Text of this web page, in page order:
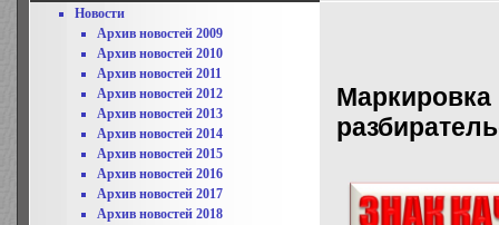
Новости
Архив новостей 2009
Архив новостей 2010
Архив новостей 2011
Архив новостей 2012
Архив новостей 2013
Архив новостей 2014
Архив новостей 2015
Архив новостей 2016
Архив новостей 2017
Архив новостей 2018
Маркировка